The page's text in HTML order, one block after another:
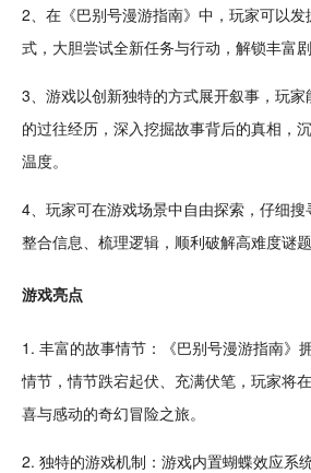
2、在《巴别号漫游指南》中，玩家可以
式，大胆尝试全新任务与行动，解锁丰富
3、游戏以创新独特的方式展开叙事 ，玩
的过往经历，深入挖掘故事背后的真相 ，
温度。
4、玩家可在游戏场景中自由探索 ，仔细
整合信息、梳理逻辑 ，顺利破解高难度谜
游戏亮点
1. 丰富的故事情节：《巴别号漫游指南》
情节，情节跌宕起伏、充满伏笔，玩家将
喜与感动的奇幻冒险之旅。
2. 独特的游戏机制：游戏内置蝴蝶效应系